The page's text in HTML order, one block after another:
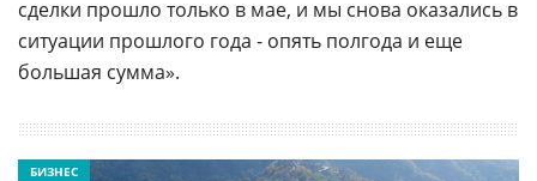
сделки прошло только в мае, и мы снова оказались в
ситуации прошлого года - опять полгода и еще
большая сумма».
БИЗНЕС